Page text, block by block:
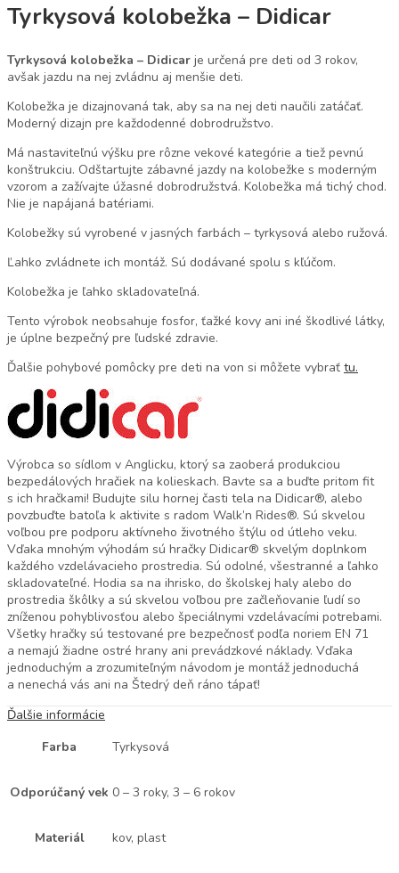
Tyrkysová kolobežka – Didicar
Tyrkysová kolobežka – Didicar je určená pre deti od 3 rokov,
avšak jazdu na nej zvládnu aj menšie deti.
Kolobežka je dizajnovaná tak, aby sa na nej deti naučili zatáčať.
Moderný dizajn pre každodenné dobrodružstvo.
Má nastaviteľnú výšku pre rôzne vekové kategórie a tiež pevnú
konštrukciu. Odštartujte zábavné jazdy na kolobežke s moderným
vzorom a zažívajte úžasné dobrodružstvá. Kolobežka má tichý chod.
Nie je napájaná batériami.
Kolobežky sú vyrobené v jasných farbách – tyrkysová alebo ružová.
Ľahko zvládnete ich montáž. Sú dodávané spolu s kľúčom.
Kolobežka je ľahko skladovateľná.
Tento výrobok neobsahuje fosfor, ťažké kovy ani iné škodlivé látky,
je úplne bezpečný pre ľudské zdravie.
Ďalšie pohybové pomôcky pre deti na von si môžete vybrať tu.
Výrobca so sídlom v Anglicku, ktorý sa zaoberá produkciou
bezpedálových hračiek na kolieskach. Bavte sa a buďte pritom fit
s ich hračkami! Budujte silu hornej časti tela na Didicar®, alebo
povzbuďte batoľa k aktivite s radom Walk’n Rides®. Sú skvelou
voľbou pre podporu aktívneho životného štýlu od útleho veku.
Vďaka mnohým výhodám sú hračky Didicar® skvelým doplnkom
každého vzdelávacieho prostredia. Sú odolné, všestranné a ľahko
skladovateľné. Hodia sa na ihrisko, do školskej haly alebo do
prostredia škôlky a sú skvelou voľbou pre začleňovanie ľudí so
zníženou pohyblivosťou alebo špeciálnymi vzdelávacími potrebami.
Všetky hračky sú testované pre bezpečnosť podľa noriem EN 71
a nemajú žiadne ostré hrany ani prevádzkové náklady. Vďaka
jednoduchým a zrozumiteľným návodom je montáž jednoduchá
a nenechá vás ani na Štedrý deň ráno tápať!
Ďalšie informácie
Farba
Tyrkysová
Odporúčaný vek 0 – 3 roky, 3 – 6 rokov
Materiál kov, plast